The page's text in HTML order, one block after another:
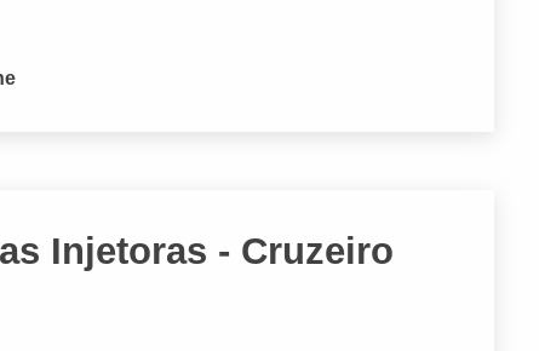
Injetoras - Cruzeiro